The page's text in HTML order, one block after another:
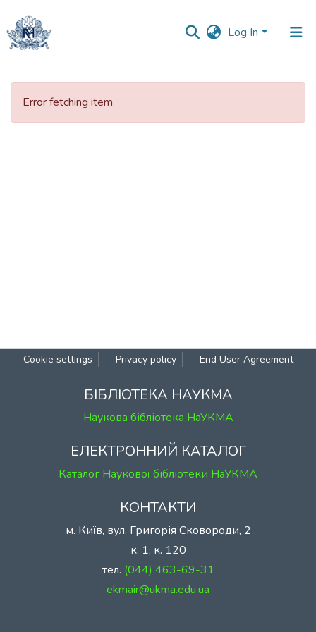
Log In
Communities
Error fetching item
Cookie settings Privacy policy End User Agreement
БІБЛІОТЕКА НАУКМА
Наукова бібліотека НаУКМА
ЕЛЕКТРОННИЙ КАТАЛОГ
Каталог Наукової бібліотеки НаУКМА
КОНТАКТИ
м. Київ, вул. Григорія Сковороди, 2
к. 1, к. 120
тел. (044) 463-69-31
ekmair@ukma.edu.ua